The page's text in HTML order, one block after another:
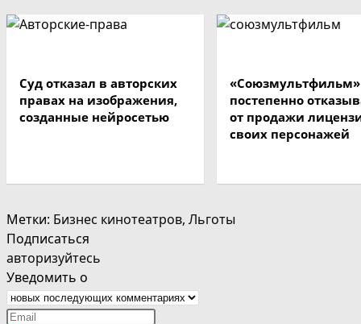
Суд отказал в авторских
правах на изображения,
созданные нейросетью
«Союзмультфильм»
постепенно
от продажи
своих персонажей
Метки: Бизнес кинотеатров, Льготы
Подписаться
авторизуйтесь
Уведомить о